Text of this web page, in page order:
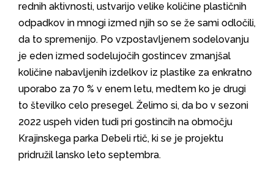
rednih aktivnosti, ustvarijo velike količine plastičnih
odpadkov in mnogi izmed njih so se že sami odločili,
da to spremenijo. Po vzpostavljenem sodelovanju
je eden izmed sodelujočih gostincev zmanjšal
količine nabavljenih izdelkov iz plastike za enkratno
uporabo za 70 % v enem letu, medtem ko je drugi
to številko celo presegel. Želimo si, da bo v sezoni
2022 uspeh viden tudi pri gostincih na območju
Krajinskega parka Debeli rtič, ki se je projektu
pridružil lansko leto septembra.